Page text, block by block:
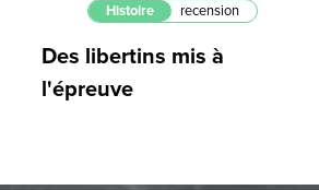
Histoire recension
Des libertins mis à
l'épreuve